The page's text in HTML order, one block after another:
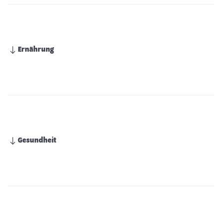
Ernährung
Gesundheit